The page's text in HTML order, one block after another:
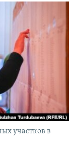
участков в